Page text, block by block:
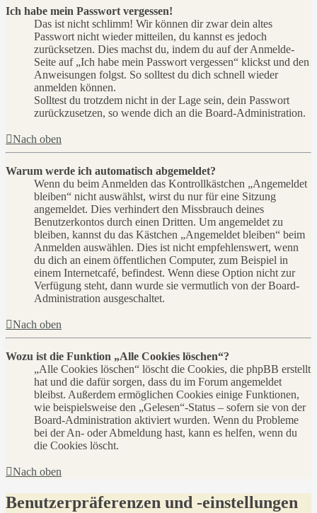
Ich habe mein Passwort vergessen!
Das ist nicht schlimm! Wir können dir zwar dein altes
Passwort nicht wieder mitteilen, du kannst es jedoch
zurücksetzen. Dies machst du, indem du auf der Anmelde-
Seite auf „Ich habe mein Passwort vergessen“ klickst und den
Anweisungen folgst. So solltest du dich schnell wieder
anmelden können.
Solltest du trotzdem nicht in der Lage sein, dein Passwort
zurückzusetzen, so wende dich an die Board-Administration.
Nach oben
Warum werde ich automatisch abgemeldet?
Wenn du beim Anmelden das Kontrollkästchen „Angemeldet
bleiben“ nicht auswählst, wirst du nur für eine Sitzung
angemeldet. Dies verhindert den Missbrauch deines
Benutzerkontos durch einen Dritten. Um angemeldet zu
bleiben, kannst du das Kästchen „Angemeldet bleiben“ beim
Anmelden auswählen. Dies ist nicht empfehlenswert, wenn
du dich an einem öffentlichen Computer, zum Beispiel in
einem Internetcafé, befindest. Wenn diese Option nicht zur
Verfügung steht, dann wurde sie vermutlich von der Board-
Administration ausgeschaltet.
Nach oben
Wozu ist die Funktion „Alle Cookies löschen“?
„Alle Cookies löschen“ löscht die Cookies, die phpBB erstellt
hat und die dafür sorgen, dass du im Forum angemeldet
bleibst. Außerdem ermöglichen Cookies einige Funktionen,
wie beispielsweise den „Gelesen“-Status – sofern sie von der
Board-Administration aktiviert wurden. Wenn du Probleme
bei der An- oder Abmeldung hast, kann es helfen, wenn du
die Cookies löscht.
Nach oben
Benutzerpräferenzen und -einstellungen